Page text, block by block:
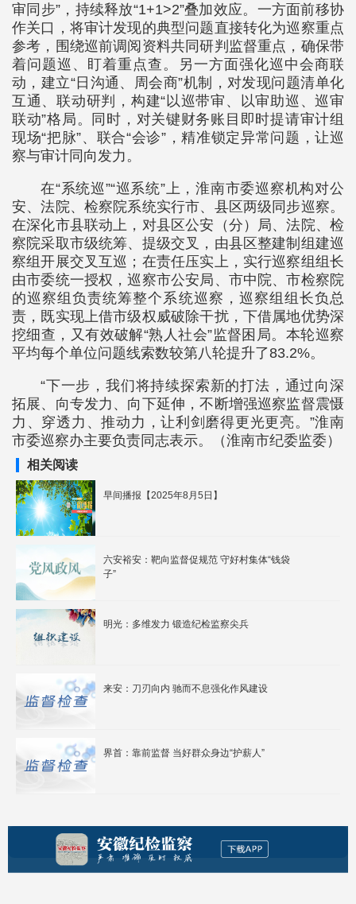
审同步”，持续释放“1+1>2”叠加效应。一方面前移协
作关口，将审计发现的典型问题直接转化为巡察重点
参考，围绕巡前调阅资料共同研判监督重点，确保带
着问题巡、盯着重点查。另一方面强化巡中会商联
动，建立“日沟通、周会商”机制，对发现问题清单化
互通、联动研判，构建“以巡带审、以审助巡、巡审
联动”格局。同时，对关键财务账目即时提请审计组
现场“把脉”、联合“会诊”，精准锁定异常问题，让巡
察与审计同向发力。
在“系统巡”“巡系统”上，淮南市委巡察机构对公
安、法院、检察院系统实行市、县区两级同步巡察。
在深化市县联动上，对县区公安（分）局、法院、检
察院采取市级统筹、提级交叉，由县区整建制组建巡
察组开展交叉互巡；在责任压实上，实行巡察组组长
由市委统一授权，巡察市公安局、市中院、市检察院
的巡察组负责统筹整个系统巡察，巡察组组长负总
责，既实现上借市级权威破除干扰，下借属地优势深
挖细查，又有效破解“熟人社会”监督困局。本轮巡察
平均每个单位问题线索数较第八轮提升了83.2%。
“下一步，我们将持续探索新的打法，通过向深
拓展、向专发力、向下延伸，不断增强巡察监督震慑
力、穿透力、推动力，让利剑磨得更光更亮。”淮南
市委巡察办主要负责同志表示。（淮南市纪委监委）
相关阅读
早间播报【2025年8月5日】
六安裕安：靶向监督促规范 守好村集体“钱袋
子”
明光：多维发力 锻造纪检监察尖兵
来安：刀刃向内 驰而不息强化作风建设
界首：靠前监督 当好群众身边“护薪人”